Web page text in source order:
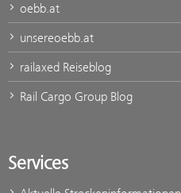
oebb.at
unsereoebb.at
railaxed Reiseblog
Rail Cargo Group Blog
Services